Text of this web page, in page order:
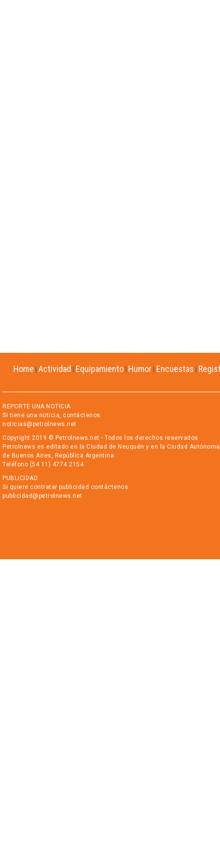
Home Actividad Equipamiento Humor Encuestas
REPORTE UNA NOTICIA
Si tiene una noticia, contáctenos
noticias@petrolnews.net
Copyright 2019 © Petrolnews.net - Todos los derechos reservados
Petrolnews es editado en la Ciudad de Neuquén y en la Ciudad Autónoma
de Buenos Aires, República Argentina
Teléfono (54 11) 4774 2154
PUBLICIDAD
Si quiere contratar publicidad contáctenos
publicidad@petrolnews.net